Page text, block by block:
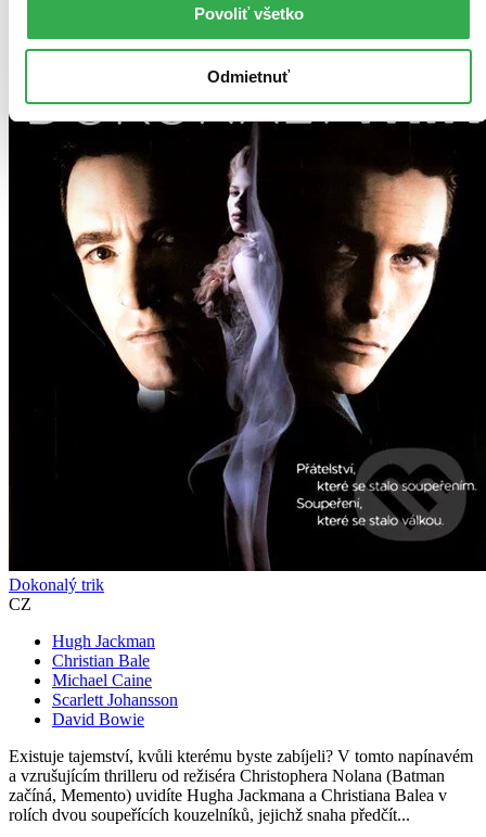
Povoliť všetko
Odmietnuť
Dokonalý trik
CZ
Hugh Jackman
Christian Bale
Michael Caine
Scarlett Johansson
David Bowie
Existuje tajemství, kvůli kterému byste zabíjeli? V tomto napínavém
a vzrušujícím thrilleru od režiséra Christophera Nolana (Batman
začíná, Memento) uvidíte Hugha Jackmana a Christiana Balea v
rolích dvou soupeřících kouzelníků, jejichž snaha předčít...